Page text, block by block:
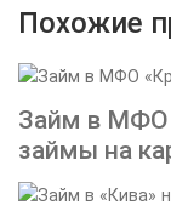
Похожие
Займ в МФО
займы на